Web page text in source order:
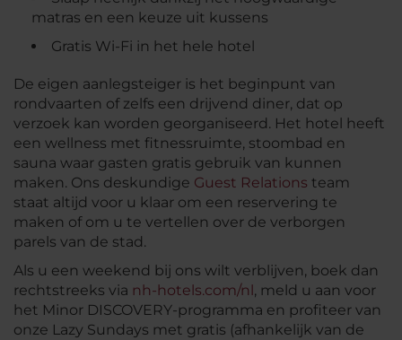
matras en een keuze uit kussens
Gratis Wi-Fi in het hele hotel
De eigen aanlegsteiger is het beginpunt van
rondvaarten of zelfs een drijvend diner, dat op
verzoek kan worden georganiseerd. Het hotel heeft
een wellness met fitnessruimte, stoombad en
sauna waar gasten gratis gebruik van kunnen
maken. Ons deskundige Guest Relations team
staat altijd voor u klaar om een reservering te
maken of om u te vertellen over de verborgen
parels van de stad.
Als u een weekend bij ons wilt verblijven, boek dan
rechtstreeks via nh-hotels.com/nl , meld u aan voor
het Minor DISCOVERY-programma en profiteer van
onze Lazy Sundays met gratis (afhankelijk van de